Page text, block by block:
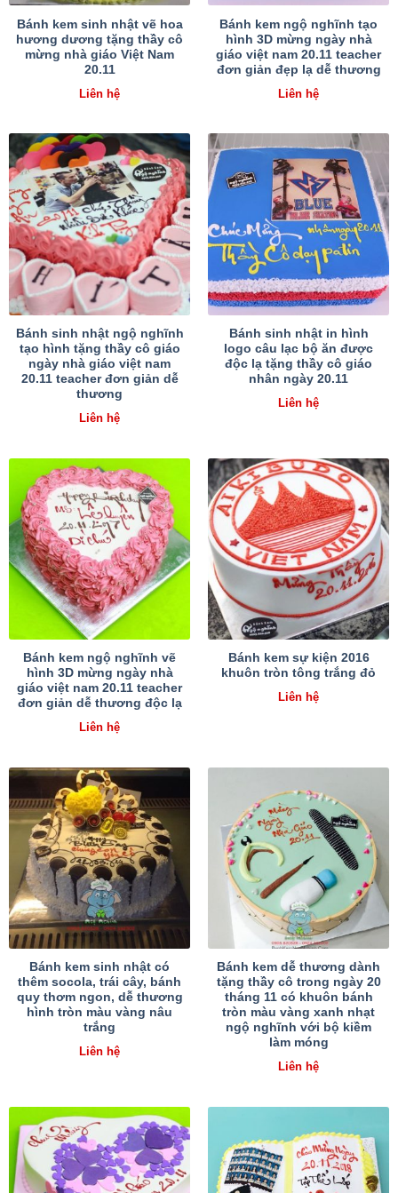
Bánh kem sinh nhật vẽ hoa
hương dương tặng thầy cô
mừng nhà giáo Việt Nam
20.11
Liên hệ
Bánh kem ngộ nghĩnh tạo
hình 3D mừng ngày nhà
giáo việt nam 20.11 teacher
đơn giản đẹp lạ dễ thương
Liên hệ
Bánh sinh nhật ngộ nghĩnh
tạo hình tặng thầy cô giáo
ngày nhà giáo việt nam
20.11 teacher đơn giản dễ
thương
Liên hệ
Bánh sinh nhật in hình
logo câu lạc bộ ăn được
độc lạ tặng thầy cô giáo
nhân ngày 20.11
Liên hệ
Bánh kem ngộ nghĩnh vẽ
hình 3D mừng ngày nhà
giáo việt nam 20.11 teacher
đơn giản dễ thương độc lạ
Liên hệ
Bánh kem sự kiện 2016
khuôn tròn tông trắng đỏ
Liên hệ
Bánh kem sinh nhật có
thêm socola, trái cây, bánh
quy thơm ngon, dễ thương
hình tròn màu vàng nâu
trắng
Liên hệ
Bánh kem dễ thương dành
tặng thầy cô trong ngày 20
tháng 11 có khuôn bánh
tròn màu vàng xanh nhạt
ngộ nghĩnh với bộ kiềm
làm móng
Liên hệ